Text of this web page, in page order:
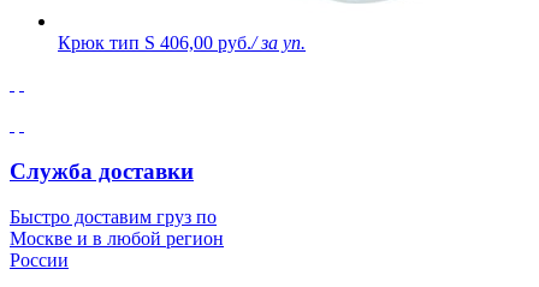
Крюк тип S 406,00 руб./ за уп.
Служба доставки
Быстро доставим груз по
Москве и в любой регион
России